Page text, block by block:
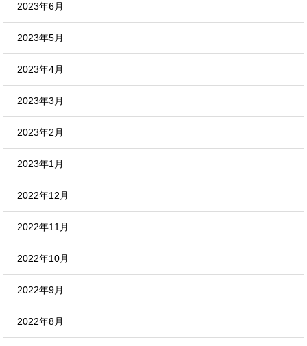
2023年6月
2023年5月
2023年4月
2023年3月
2023年2月
2023年1月
2022年12月
2022年11月
2022年10月
2022年9月
2022年8月